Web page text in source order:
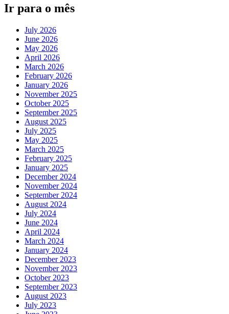
Ir para o mês
July 2026
June 2026
May 2026
April 2026
March 2026
February 2026
January 2026
November 2025
October 2025
September 2025
August 2025
July 2025
May 2025
March 2025
February 2025
January 2025
December 2024
November 2024
September 2024
August 2024
July 2024
June 2024
April 2024
March 2024
January 2024
December 2023
November 2023
October 2023
September 2023
August 2023
July 2023